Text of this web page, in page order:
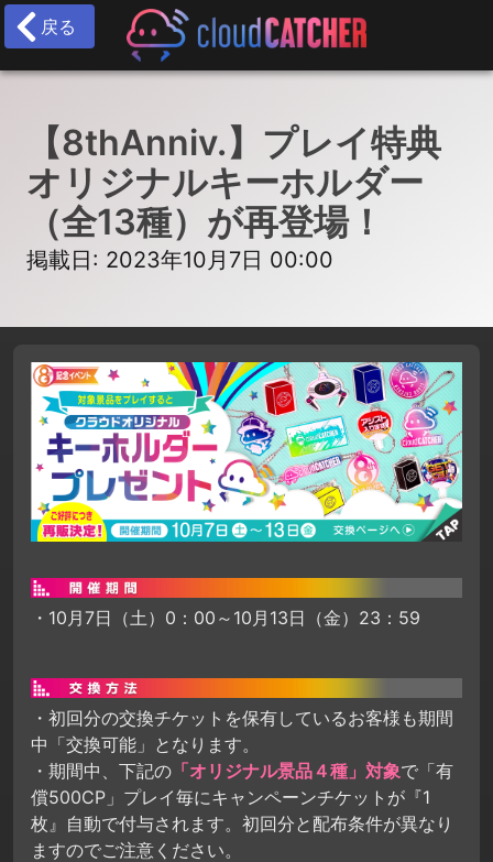
戻る
【8thAnniv.】プレイ特典
オリジナルキーホルダー
（全13種）が再登場！
掲載日: 2023年10月7日 00:00
・10月7日（土）0：00～10月13日（金）23：59
・初回分の交換チケットを保有しているお客様も期間
中「交換可能」となります。
・期間中、下記の 「オリジナル景品４種」対象で「有
償500CP」プレイ毎にキャンペーンチケットが『1
枚』自動で付与されます。初回分と配布条件が異なり
ますのでご注意ください。